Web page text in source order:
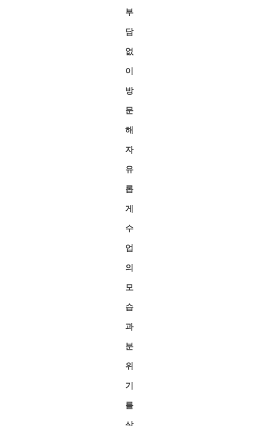
부
담
없
이
방
문
해
자
유
롭
게
수
업
의
모
습
과
분
위
기
를